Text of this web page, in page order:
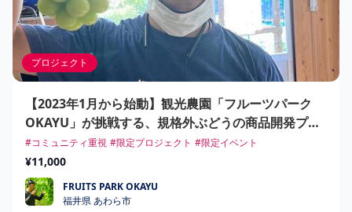
プロジェクト
【2023年1月から始動】観光農園「フルーツパーク
OKAYU」が挑戦する、規格外ぶどうの商品開発プロ
ジェクト！
#コミュニティ重視 #限定プロジェクト #限定イベント
¥11,000
FRUITS PARK OKAYU
FRUITS PARK OKAYU
福井県 あわら市